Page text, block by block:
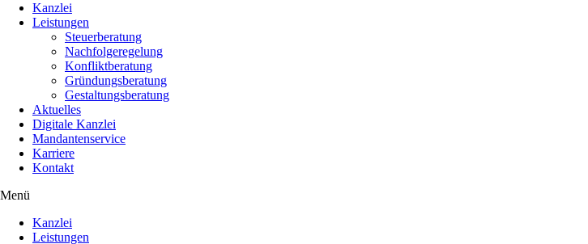
Kanzlei
Leistungen
Steuerberatung
Nachfolgeregelung
Konfliktberatung
Gründungsberatung
Gestaltungsberatung
Aktuelles
Digitale Kanzlei
Mandantenservice
Karriere
Kontakt
Menü
Kanzlei
Leistungen